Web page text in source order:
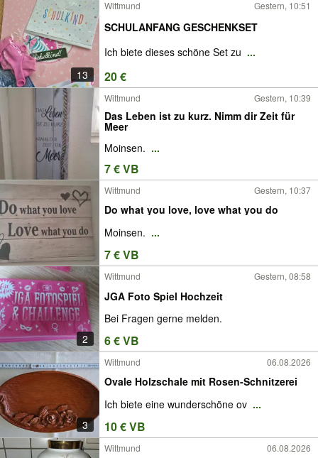
13
Wittmund Gestern, 10:51
SCHULANFANG GESCHENKSET
Ich biete dieses schöne Set zu ...
20 €
Wittmund Gestern, 10:39
Das Leben ist zu kurz. Nimm dir Zeit für
Meer
Moinsen. ...
7 € VB
Wittmund Gestern, 10:37
Do what you love, love what you do
Moinsen. ...
7 € VB
2
Wittmund Gestern, 08:58
JGA Foto Spiel Hochzeit
Bei Fragen gerne melden.
6 € VB
3
Wittmund 06.08.2026
Ovale Holzschale mit Rosen-Schnitzerei
Ich biete eine wunderschöne ov ...
10 € VB
Wittmund 06.08.2026